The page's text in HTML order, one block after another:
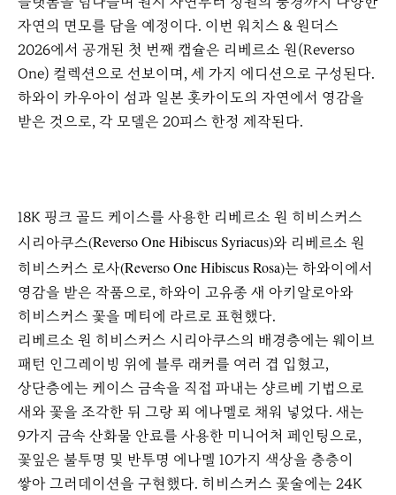
자연의 면모를 담을 예정이다. 이번 워치스 & 원더스
2026에서 공개된 첫 번째 캡슐은 리베르소 원(Reverso
One) 컬렉션으로 선보이며, 세 가지 에디션으로 구성된다.
하와이 카우아이 섬과 일본 홋카이도의 자연에서 영감을
받은 것으로, 각 모델은 20피스 한정 제작된다.
18K 핑크 골드 케이스를 사용한 리베르소 원 히비스커스
시리아쿠스(Reverso One Hibiscus Syriacus)와 리베르소 원
히비스커스 로사(Reverso One Hibiscus Rosa)는 하와이에서
영감을 받은 작품으로, 하와이 고유종 새 아키알로아와
히비스커스 꽃을 메티에 라르로 표현했다.
리베르소 원 히비스커스 시리아쿠스의 배경층에는 웨이브
패턴 인그레이빙 위에 블루 래커를 여러 겹 입혔고,
상단층에는 케이스 금속을 직접 파내는 샹르베 기법으로
새와 꽃을 조각한 뒤 그랑 푀 에나멜로 채워 넣었다. 새는
9가지 금속 산화물 안료를 사용한 미니어처 페인팅으로,
꽃잎은 불투명 및 반투명 에나멜 10가지 색상을 층층이
쌓아 그러데이션을 구현했다. 히비스커스 꽃술에는 24K